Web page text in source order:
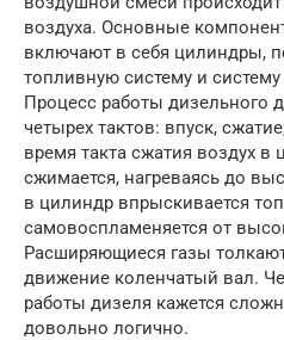
воздуха. Основные
включают в себя цилиндры,
топливную систему и
Процесс работы дизельного
четырех тактов: впуск,
время такта сжатия воздух в
сжимается, нагреваясь до
в цилиндр впрыскивается
самовоспламеняется от
Расширяющиеся газы
движение коленчатый вал.
работы дизеля кажется
довольно логично.